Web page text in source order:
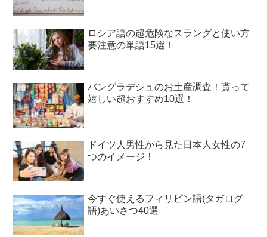
ロシア語の超危険なスラングと使い方
要注意の単語15選！
バングラデシュのお土産調査！貰って
嬉しい超おすすめ10選！
ドイツ人男性から見た日本人女性の7
つのイメージ！
今すぐ使えるフィリピン語(タガログ
語)あいさつ40選